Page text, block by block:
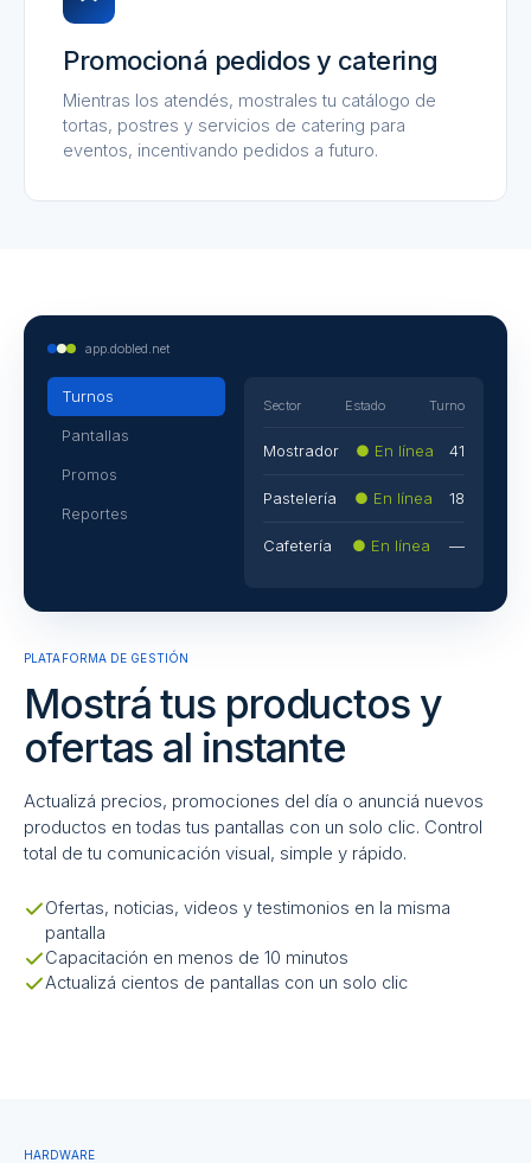
Promocioná pedidos y catering
Mientras los atendés, mostrales tu catálogo de
tortas, postres y servicios de catering para
eventos, incentivando pedidos a futuro.
PLATAFORMA DE GESTIÓN
Mostrá tus productos y
ofertas al instante
Actualizá precios, promociones del día o anunciá nuevos
productos en todas tus pantallas con un solo clic. Control
total de tu comunicación visual, simple y rápido.
Ofertas, noticias, videos y testimonios en la misma
pantalla
Capacitación en menos de 10 minutos
Actualizá cientos de pantallas con un solo clic
app.dobled.net
Turnos
Pantallas
Promos
Reportes
Sector Estado Turno
Mostrador ● En línea 41
Pastelería ● En línea 18
Cafetería ● En línea —
HARDWARE